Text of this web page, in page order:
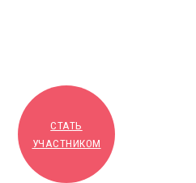
СТАТЬ
УЧАСТНИКОМ